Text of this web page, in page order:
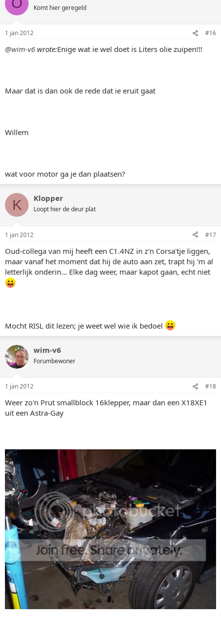
Komt hier geregeld
1 jan 2012 #16
@wim-v6 wrote:Enige wat ie wel doet is Liters olie zuipen!!!
Maar dat is dan ook de rede dat ie eruit gaat
Willem
wat voor motor ga je dan plaatsen?
K Klopper
Loopt hier de deur plat
1 jan 2012 #17
Oud-collega van mij heeft een C1.4NZ in z'n Corsa'tje liggen,
maar vanaf het moment dat hij de auto aan zet, trapt hij 'm al
letterlijk onderin... Elke dag weer, maar kapot gaan, echt niet
Mocht RISL dit lezen; je weet wel wie ik bedoel
wim-v6
Forumbewoner
1 jan 2012 #18
Weer zo'n Prut smallblock 16klepper, maar dan een X18XE1
uit een Astra-Gay